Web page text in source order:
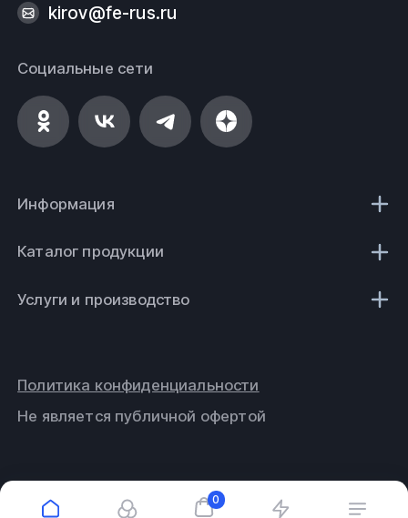
0
kirov@fe-rus.ru
Социальные сети
Информация
Каталог продукции
Услуги и производство
Не является публичной офертой
Политика конфиденциальности